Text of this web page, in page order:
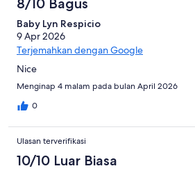
Baby Lyn Respicio
9 Apr 2026
Terjemahkan dengan Google
Nice
Menginap 4 malam pada bulan April 2026
0
Ulasan terverifikasi
10/10 Luar Biasa